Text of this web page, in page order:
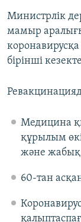
Министрлік
мамыр
бірінші
Медицина
құрылым
және жабық
60-тан